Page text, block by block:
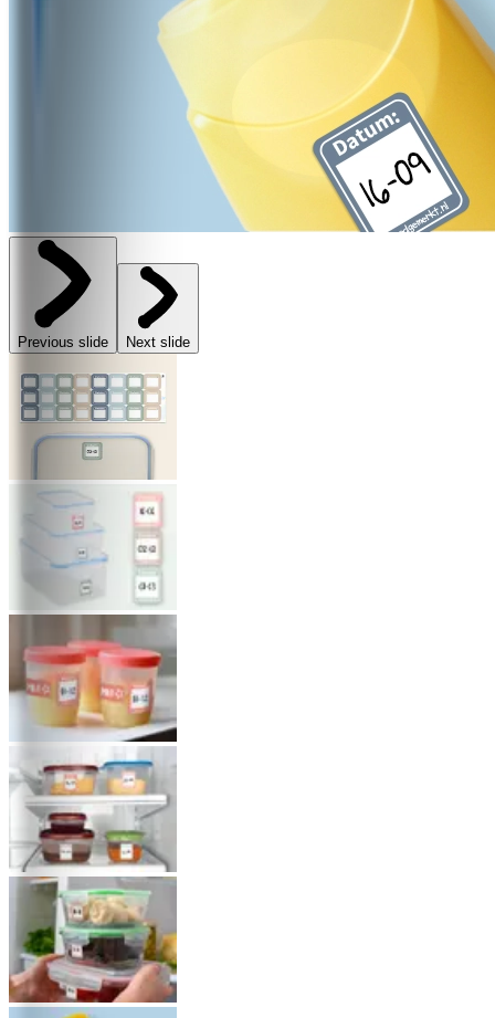
Previous slide Next slide